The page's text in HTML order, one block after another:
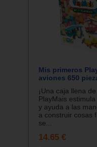
Mis primeros
aviones 650
¡Una caja llena
PlayMais
y ayuda a las
a construir cosas
se...
14.65 €